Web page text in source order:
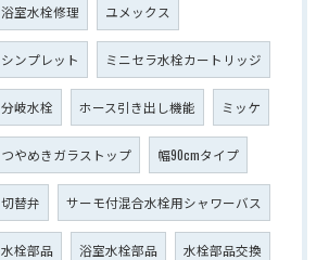
浴室水栓修理 ユメックス
シンプレット ミニセラ水栓カートリッジ
分岐水栓 ホース引き出し機能 ミッケ
つやめきガラストップ 幅90cmタイプ
切替弁 サーモ付混合水栓用シャワーバス
水栓部品 浴室水栓部品 水栓部品交換